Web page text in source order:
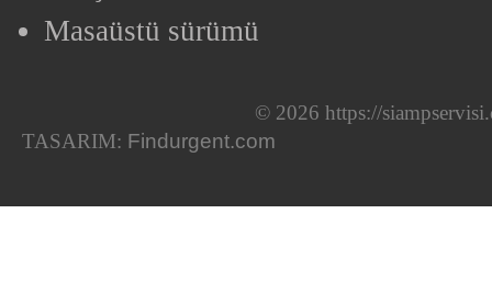
Masaüstü sürümü
© 2026 https://
TASARIM: Findurgent.com